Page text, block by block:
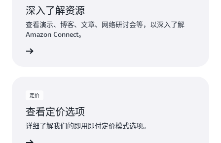
深入了解资源
查看演示、博客、文章、网络研讨会等，以深入了解
Amazon Connect。
定价
查看定价选项
详细了解我们的即用即付定价模式选项。